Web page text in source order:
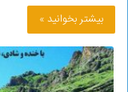
بیشتر بخوانید »